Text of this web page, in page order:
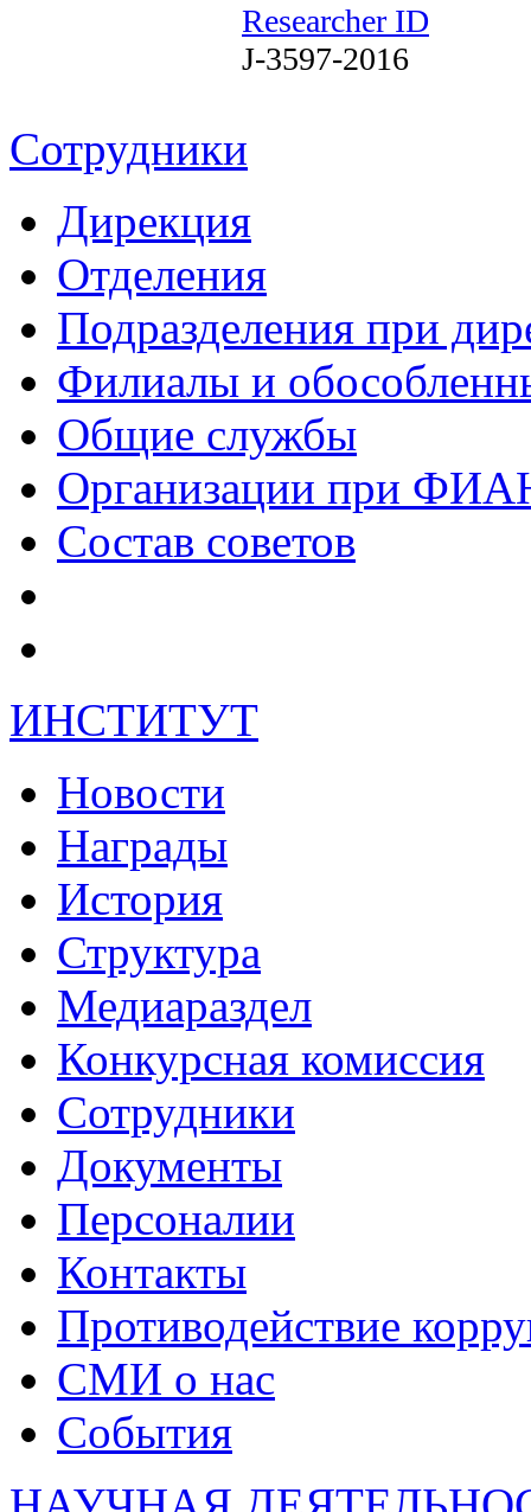
Researcher ID
J-3597-2016
Сотрудники
Дирекция
Отделения
Подразделения при
Филиалы и
Общие службы
Организации при
Состав советов
ИНСТИТУТ
Новости
Награды
История
Структура
Медиараздел
Конкурсная комиссия
Сотрудники
Документы
Персоналии
Контакты
Противодействие
СМИ о нас
События